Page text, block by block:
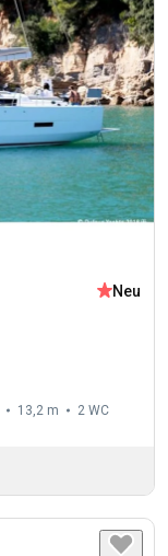
Neu
13,2 m 2 WC